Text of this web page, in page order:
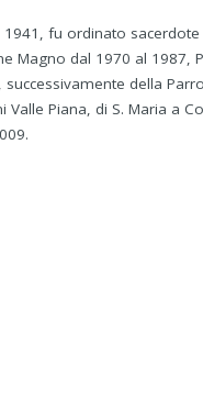
fu ordinato
Magno dal 1970 al 1987,
della
Piana, di S. Maria a